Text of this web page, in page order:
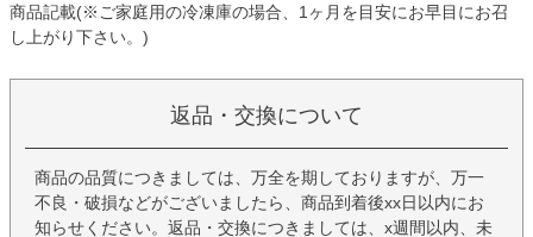
商品記載(※ご家庭用の冷凍庫の場合、1ヶ月を目安にお早目にお召
し上がり下さい。)
返品・交換について
商品の品質につきましては、万全を期しておりますが、万一
不良・破損などがございましたら、商品到着後xx日以内にお
知らせください。返品・交換につきましては、x週間以内、未